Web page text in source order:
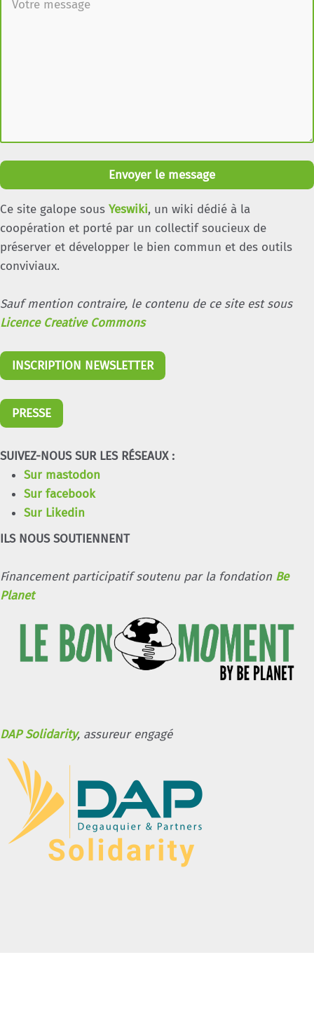
Envoyer le message
Ce site galope sous Yeswiki, un wiki dédié à la
coopération et porté par un collectif soucieux de
préserver et développer le bien commun et des outils
conviviaux.
Sauf mention contraire, le contenu de ce site est sous
Licence Creative Commons
INSCRIPTION NEWSLETTER
PRESSE
SUIVEZ-NOUS SUR LES RÉSEAUX :
Sur mastodon
Sur facebook
Sur Likedin
ILS NOUS SOUTIENNENT
Financement participatif soutenu par la fondation Be
Planet
DAP Solidarity, assureur engagé